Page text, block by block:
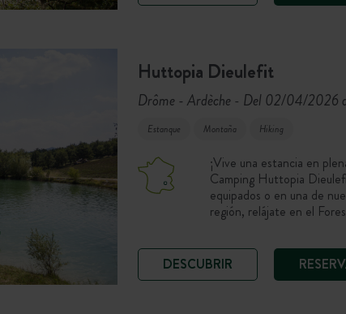
Huttopia Dieulefit
Drôme - Ardèche - Del 02/04/2026
Estanque Montaña Hiking
¡Vive una estancia en
Camping Huttopia
equipados o en una de
región, relájate en el
DESCUBRIR